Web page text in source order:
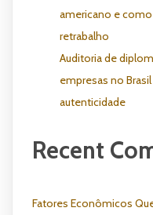
americano e
retrabalho
Auditoria de
empresas no
autenticidade
Recent
Fatores Econômicos